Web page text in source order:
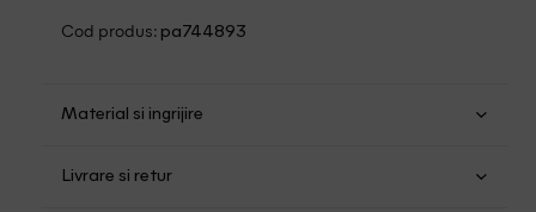
Cod produs: pa744893
Material si ingrijire
Livrare si retur